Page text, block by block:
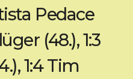
Pedace
(48.), 1:3
1:4 Tim